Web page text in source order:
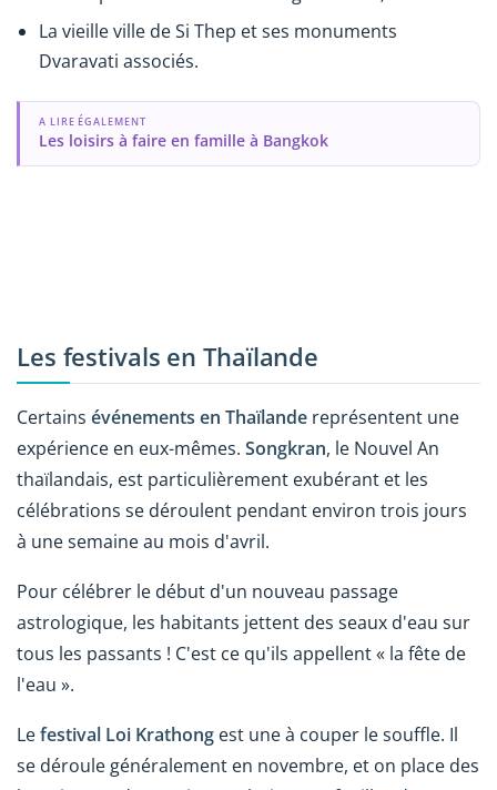
La vieille ville de Si Thep et ses monuments
Dvaravati associés.
A LIRE ÉGALEMENT
Les loisirs à faire en famille à Bangkok
Les festivals en Thaïlande
Certains événements en Thaïlande représentent une
expérience en eux-mêmes. Songkran, le Nouvel An
thaïlandais, est particulièrement exubérant et les
célébrations se déroulent pendant environ trois jours
à une semaine au mois d'avril.
Pour célébrer le début d'un nouveau passage
astrologique, les habitants jettent des seaux d'eau sur
tous les passants ! C'est ce qu'ils appellent « la fête de
l'eau ».
Lefestival Loi Krathong est une à couper le souffle. Il
se déroule généralement en novembre, et on place des